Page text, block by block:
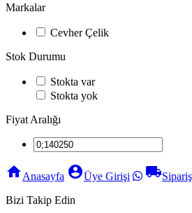
Markalar
Cevher Çelik
Stok Durumu
Stokta var
Stokta yok
Fiyat Aralığı
homeAnasayfa account_circleÜye Girişi local_shipping
Bizi Takip Edin